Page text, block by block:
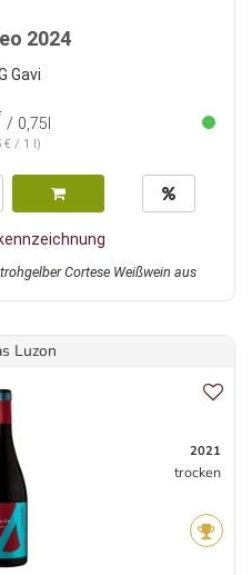
2024
Gavi
/ 0,75l
€ / 1 l)
Cortese Weißwein aus
Luzon
2021
trocken